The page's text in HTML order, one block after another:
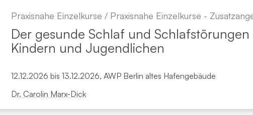
Praxisnahe Einzelkurse / Praxisnahe Einzelkurse -
Der gesunde Schlaf und Schlaf­störungen
Kindern und Jugendlichen
12.12.2026 bis 13.12.2026, AWP Berlin altes Hafengebäude
Dr. Carolin Marx-Dick